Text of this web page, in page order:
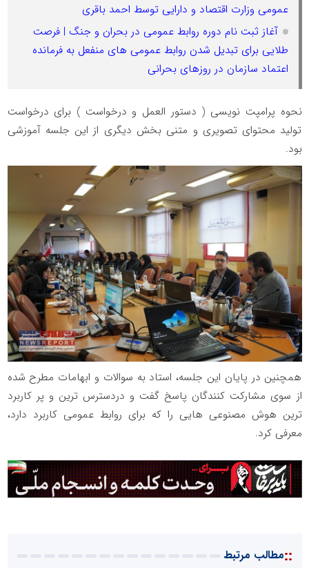
عمومی وزارت اقتصاد و دارایی توسط احمد باقری
آغاز ثبت نام دوره روابط عمومی در بحران و جنگ | فرصت
طلایی برای تبدیل شدن روابط عمومی های منفعل به فرمانده
اعتماد سازمان در روزهای بحرانی
نحوه پرامپت نویسی ( دستور العمل و درخواست ) برای درخواست
تولید محتوای تصویری و متنی بخش دیگری از این جلسه آموزشی
بود.
همچنین در پایان این جلسه، استاد به سوالات و ابهامات مطرح شده
از سوی مشارکت کنندگان پاسخ گفت و دردسترس ترین و پر کاربرد
ترین هوش مصنوعی هایی را که برای روابط عمومی کاربرد دارد،
معرفی کرد.
::مطالب مرتبط